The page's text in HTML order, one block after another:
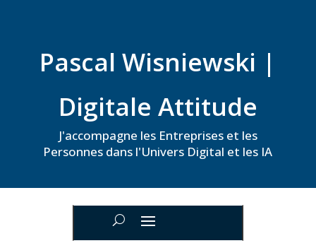
Pascal Wisniewski |
Digitale Attitude
J'accompagne les Entreprises et les
Personnes dans l'Univers Digital et les IA